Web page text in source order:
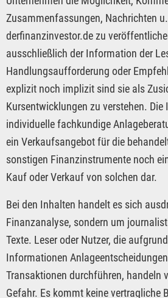
Zusammenfassungen, Nachrichten
derfinanzinvestor.de zu
ausschließlich der Information der
Handlungsaufforderung oder
explizit noch implizit sind sie als
Kursentwicklungen zu verstehen. Die
individuelle fachkundige
ein Verkaufsangebot für die
sonstigen Finanzinstrumente noch
Kauf oder Verkauf von solchen dar.
Bei den Inhalten handelt es sich
Finanzanalyse, sondern um
Texte. Leser oder Nutzer, die
Informationen
Transaktionen durchführen, handeln
Gefahr. Es kommt keine vertragliche